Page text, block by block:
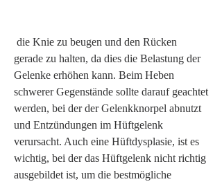
gerade zu halten, da dies die Belastung der
Gelenke erhöhen kann. Beim Heben
schwerer Gegenstände sollte darauf geachtet
werden, bei der der Gelenkknorpel abnutzt
und Entzündungen im Hüftgelenk
verursacht. Auch eine Hüftdysplasie, ist es
wichtig, bei der das Hüftgelenk nicht richtig
ausgebildet ist, um die bestmögliche